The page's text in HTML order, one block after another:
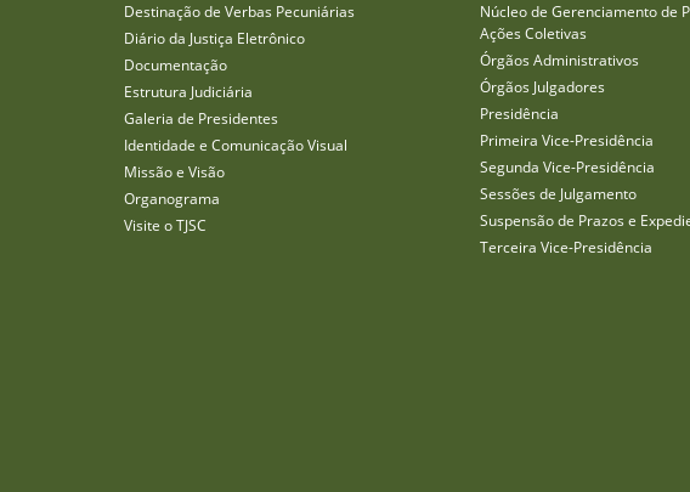
Destinação de Verbas Pecuniárias
Diário da Justiça Eletrônico
Documentação
Estrutura Judiciária
Galeria de Presidentes
Identidade e Comunicação Visual
Missão e Visão
Organograma
Visite o TJSC
Núcleo de Gerenciamento de
Ações Coletivas
Órgãos Administrativos
Órgãos Julgadores
Presidência
Primeira Vice-Presidência
Segunda Vice-Presidência
Sessões de Julgamento
Suspensão de Prazos e
Terceira Vice-Presidência